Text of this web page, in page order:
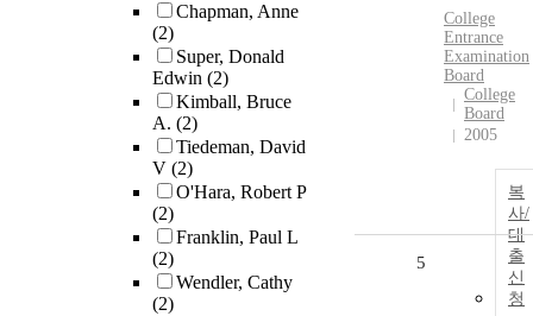
Chapman, Anne
(2)
Super, Donald
Edwin (2)
Kimball, Bruce
A. (2)
Tiedeman, David
V (2)
O'Hara, Robert P
(2)
Franklin, Paul L
(2)
Wendler, Cathy
(2)
College
Entrance
Examination
Board
College
Board
2005
복
사/
대
출
신
청
5